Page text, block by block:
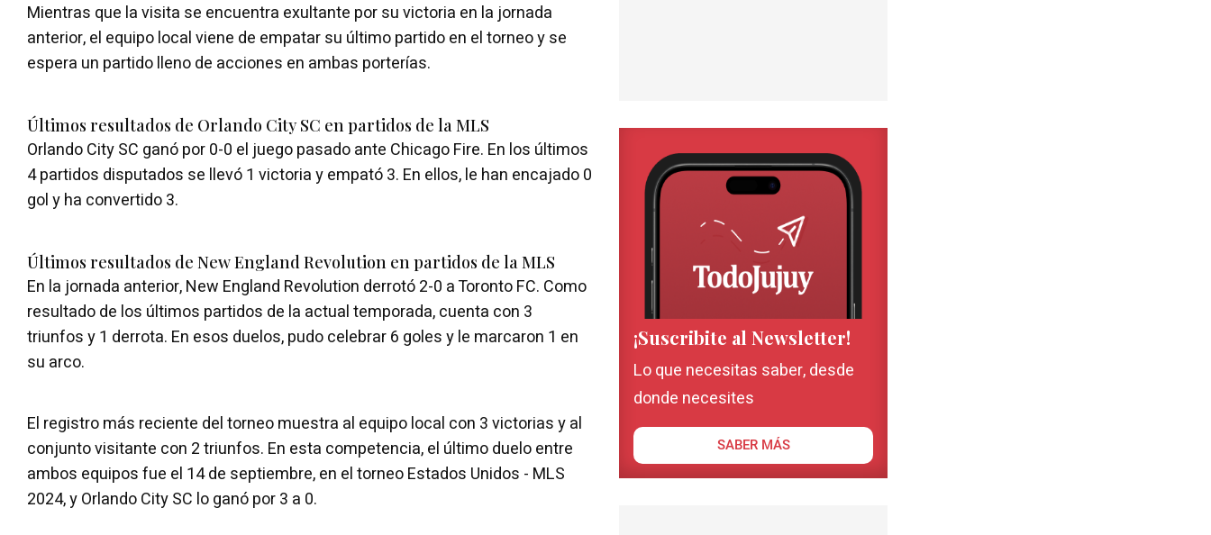
Mientras que la visita se encuentra exultante por su victoria en la jornada
anterior, el equipo local viene de empatar su último partido en el torneo y se
espera un partido lleno de acciones en ambas porterías.
Últimos resultados de Orlando City SC en partidos de la MLS
Orlando City SC ganó por 0-0 el juego pasado ante Chicago Fire. En los últimos
4 partidos disputados se llevó 1 victoria y empató 3. En ellos, le han encajado 0
gol y ha convertido 3.
Últimos resultados de New England Revolution en partidos de la MLS
En la jornada anterior, New England Revolution derrotó 2-0 a Toronto FC. Como
resultado de los últimos partidos de la actual temporada, cuenta con 3
triunfos y 1 derrota. En esos duelos, pudo celebrar 6 goles y le marcaron 1 en
su arco.
El registro más reciente del torneo muestra al equipo local con 3 victorias y al
conjunto visitante con 2 triunfos. En esta competencia, el último duelo entre
ambos equipos fue el 14 de septiembre, en el torneo Estados Unidos - MLS
2024, y Orlando City SC lo ganó por 3 a 0.
¡Suscribite al Newsletter!
Lo que necesitas saber, desde
donde necesites
SABER MÁS